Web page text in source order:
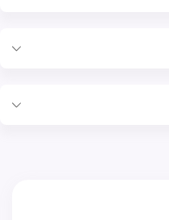
دیدگاهی می‌نویسید!